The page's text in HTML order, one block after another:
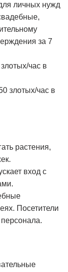
личных нужд
за 7
час в
злотых/час в
растения,
вход с
Посетители